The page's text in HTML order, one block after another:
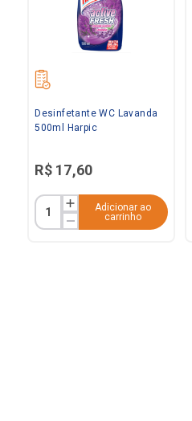
Desinfetante WC Lavanda
500ml Harpic
R$ 17,60
Adicionar ao
carrinho